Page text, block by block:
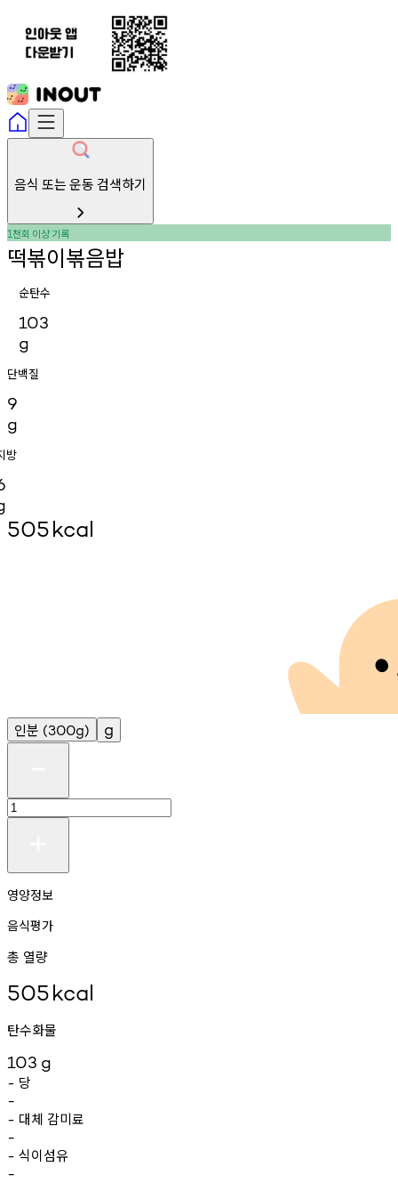
음식 또는 운동 검색하기
1천회 이상기록
떡볶이볶음밥
순탄수
103
g
단백질
9
g
방
505kcal
인분 (300g) g
영양정보
음식평가
총 열량
505kcal
탄수화물
103 g
- 당
-
- 대체 감미료
-
- 식이섬유
-